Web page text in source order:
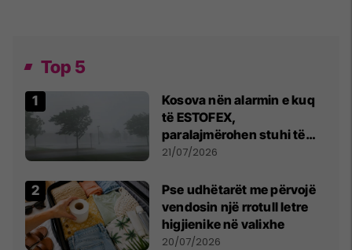
Top 5
Kosova nën alarmin e kuq
të ESTOFEX,
paralajmërohen stuhi të
fuqishme me breshër dhe
21/07/2026
Pse udhëtarët me përvojë
vendosin një rrotull letre
higjienike në valixhe
20/07/2026